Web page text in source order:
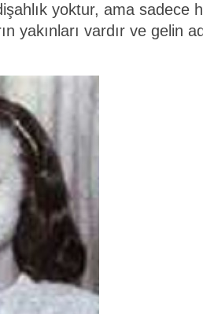
yoktur, ama sadece
yakınları vardır ve gelin